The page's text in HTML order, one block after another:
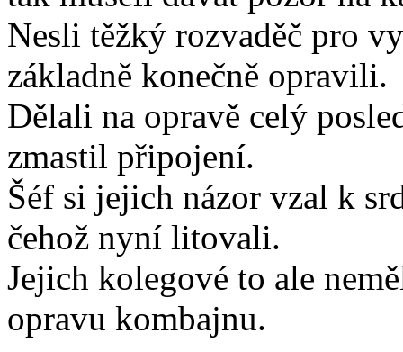
Nesli těžký rozvaděč pro
základně konečně opravili.
Dělali na opravě celý
zmastil připojení.
Šéf si jejich názor vzal k
čehož nyní litovali.
Jejich kolegové to ale
opravu kombajnu.